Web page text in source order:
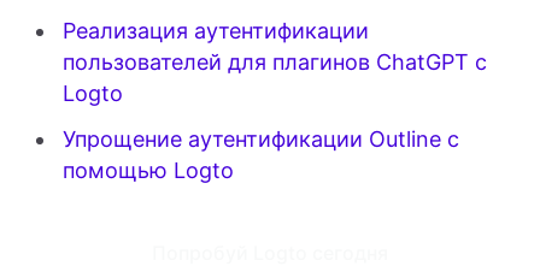
Реализация аутентификации
пользователей для плагинов ChatGPT с
Logto
Упрощение аутентификации Outline с
помощью Logto